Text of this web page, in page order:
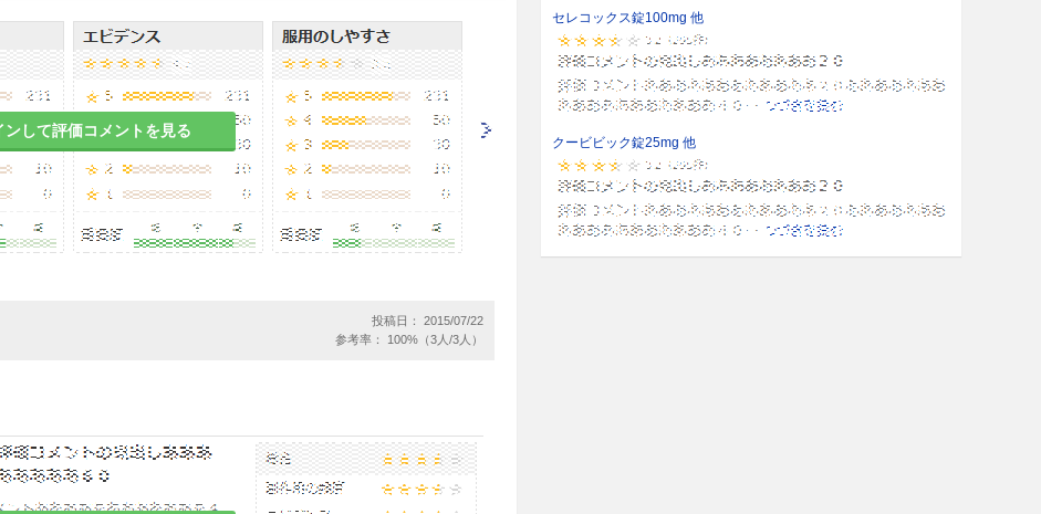
食直前に経口投与する。
、耐性菌の発現等を防ぐため、原則として感受性を確
小限の期間の投与にとどめること。
シー、アレルギー反応に伴う急性冠症候群、薬剤によ
問診を行うこと。なお、抗生物質によるアレルギー歴
障害があらわれることがあるので、定期的に検査を行
。［9.2.1、11.1.6参照］
ンして評価コメントを見る
投稿日： 2015/07/22
参考率： 100%（3人/3人）
セレコックス錠100mg 他
クービビック錠25mg 他